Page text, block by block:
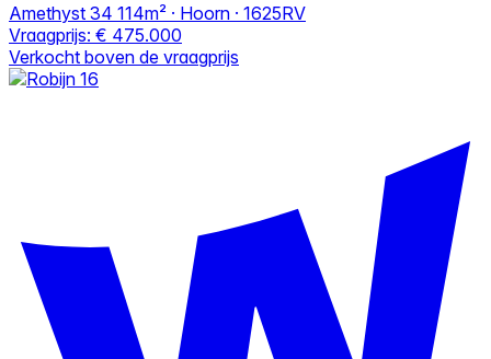
Amethyst 34 114m² · Hoorn · 1625RV
Vraagprijs: € 475.000
Verkocht boven de vraagprijs